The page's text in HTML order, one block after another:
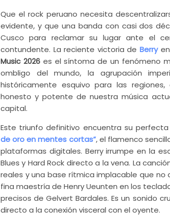
Que el rock peruano necesita
evidente, y que una banda con casi dos
Cusco para reclamar su lugar ante el
contundente. La reciente victoria de Berry
Music 2026es el síntoma de un fenómeno
ombligo del mundo, la agrupación
históricamente esquivo para las
honesto y potente de nuestra música
capital.
Este triunfo definitivo encuentra su
de oro en mentes cortas”, el flamenco
plataformas digitales. Berry irrumpe en la
Blues y Hard Rock directo a la vena. La
reales y una base rítmica implacable que
fina maestría de Henry Ueunten en los
precisos de Gelvert Bardales. Es un sonido
directo a la conexión visceral con el oyente.